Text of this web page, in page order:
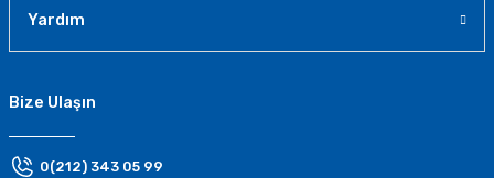
Yardım
Bize Ulaşın
0(212) 343 05 99